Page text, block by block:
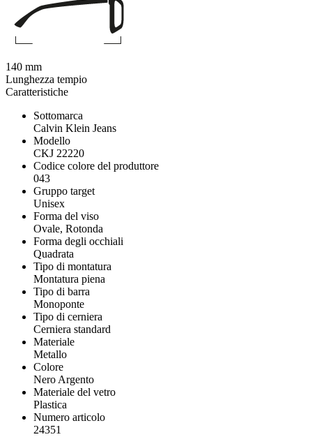
Caratteristiche
Sottomarca
Calvin Klein Jeans
Modello
CKJ 22220
Codice colore del produttore
043
Gruppo target
Unisex
Forma del viso
Ovale, Rotonda
Forma degli occhiali
Quadrata
Tipo di montatura
Montatura piena
Tipo di barra
Monoponte
Tipo di cerniera
Cerniera standard
Materiale
Metallo
Colore
Nero Argento
Materiale del vetro
Plastica
Numero articolo
24351
140 mm
Lunghezza tempio